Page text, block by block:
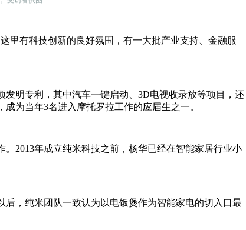
里有科技创新的良好氛围，有一大批产业支持、金融服
明专利，其中汽车一键启动、3D电视收录放等项目，还
为当年3名进入摩托罗拉工作的应届生之一。
2013年成立纯米科技之前，杨华已经在智能家居行业小
，纯米团队一致认为以电饭煲作为智能家电的切入口最